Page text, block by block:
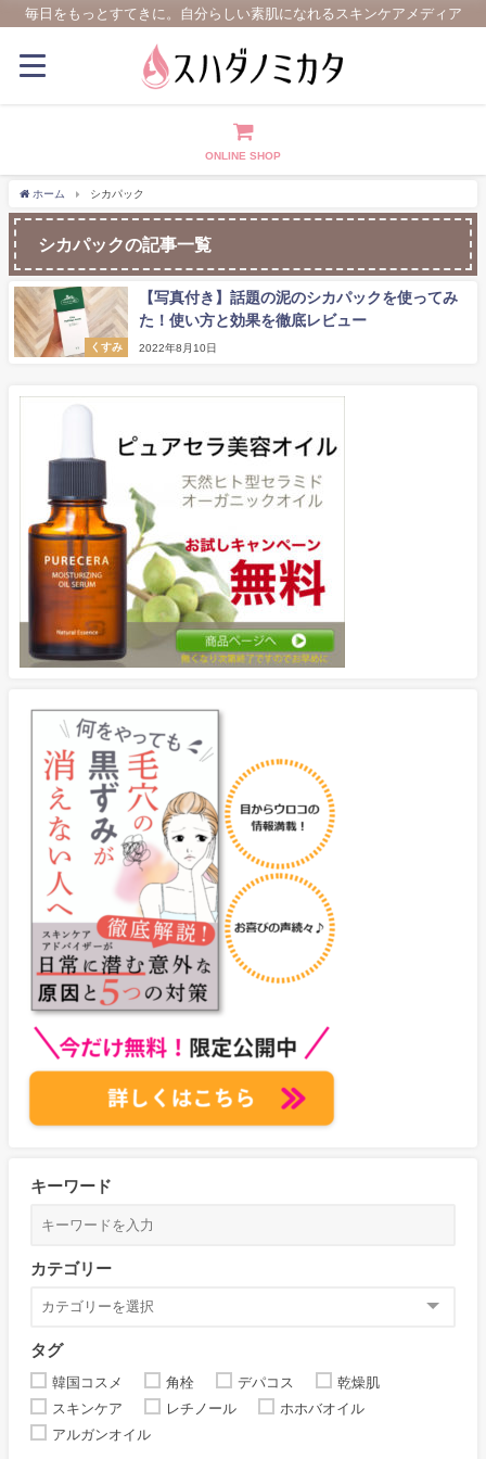
毎日をもっとすてきに。自分らしい素肌になれるスキンケアメディア
ONLINE SHOP
ホーム シカパック
シカパックの記事一覧
くすみ
【写真付き】話題の泥のシカパックを使ってみ
た！使い方と効果を徹底レビュー
2022年8月10日
キーワード
カテゴリー
タグ
韓国コスメ 角栓 デパコス
乾燥肌
スキンケア
レチノール
ホホバオイル
アルガンオイル